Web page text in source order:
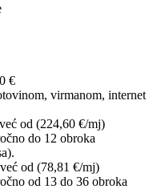
€
virmanom, internet
već od (224,60 €/mj)
do 12 obroka
već od (78,81 €/mj)
od 13 do 36 obroka